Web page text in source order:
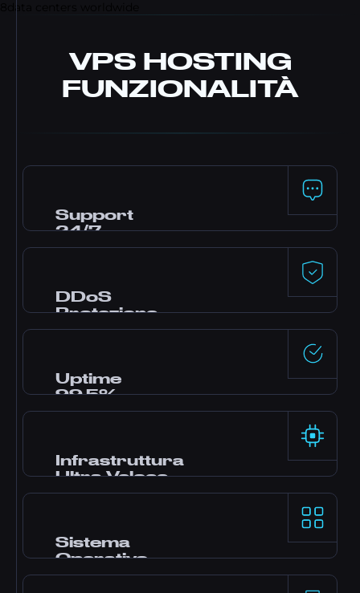
VPS HOSTING
FUNZIONALITÀ
Support
24/7
live chat, Discord e ticket per assisterti con
setup e troubleshooting.
DDoS
Protezione
gaming. Latenza bassa anche durante gli
attacchi.
Uptime
99.5%
per workload mission-critical.
Infrastruttura
Ultra-Veloce
prestazioni single-thread e I/O eccezionali.
Sistema
Operativo